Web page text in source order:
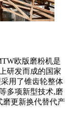
欧版磨粉机是
研发而成的国家
用了锥齿轮整体
多项新型技术,磨
磨更新换代替代产